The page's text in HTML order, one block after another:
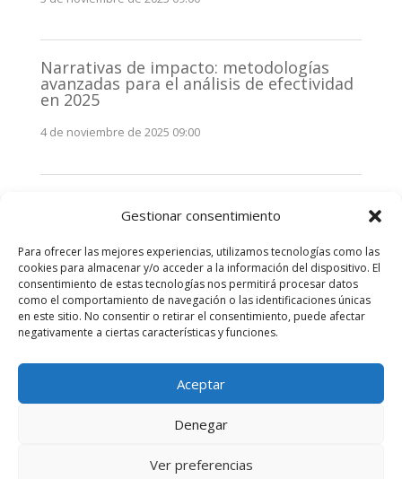
Gestionar consentimiento
Para ofrecer las mejores experiencias, utilizamos tecnologías como las
cookies para almacenar y/o acceder a la información del dispositivo. El
consentimiento de estas tecnologías nos permitirá procesar datos
como el comportamiento de navegación o las identificaciones únicas
en este sitio. No consentir o retirar el consentimiento, puede afectar
negativamente a ciertas características y funciones.
Aceptar
Denegar
Ver preferencias
Narrativas de impacto: metodologías
avanzadas para el análisis de efectividad
en 2025
4 de noviembre de 2025 09:00
stakeholders en 2025: La clave de la
3 de noviembre de 2025 09:00
Comentarios recientes
Elegant Themes| Desarrollado por